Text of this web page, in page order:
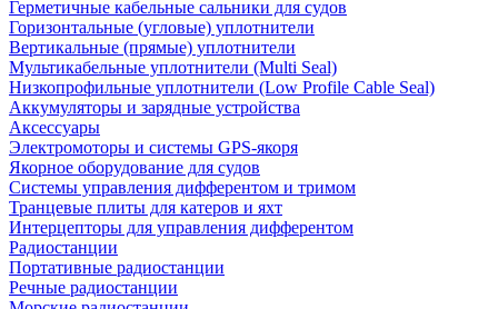
Герметичные кабельные сальники для судов
Горизонтальные (угловые) уплотнители
Вертикальные (прямые) уплотнители
Мультикабельные уплотнители (Multi Seal)
Низкопрофильные уплотнители (Low Profile Cable Seal)
Аккумуляторы и зарядные устройства
Аксессуары
Электромоторы и системы GPS-якоря
Якорное оборудование для судов
Системы управления дифферентом и тримом
Транцевые плиты для катеров и яхт
Интерцепторы для управления дифферентом
Радиостанции
Портативные радиостанции
Речные радиостанции